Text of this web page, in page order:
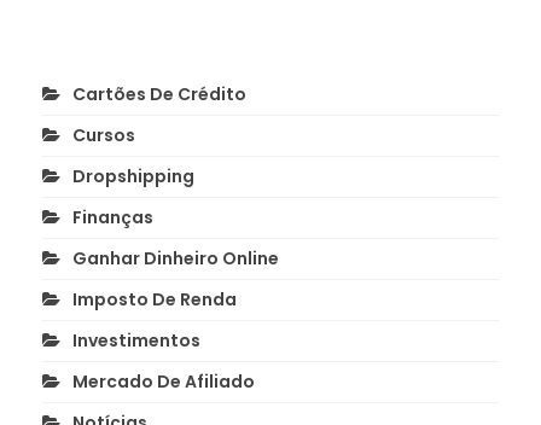
Cartões De Crédito
Cursos
Dropshipping
Finanças
Ganhar Dinheiro Online
Imposto De Renda
Investimentos
Mercado De Afiliado